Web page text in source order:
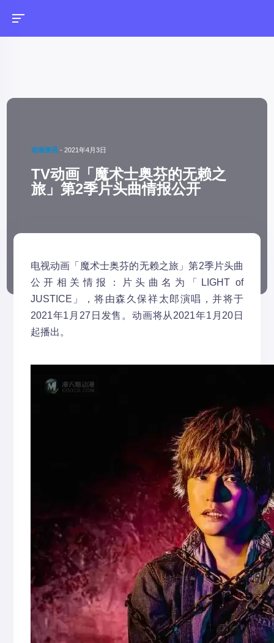
动画资讯 -2021年4月3日
TV动画「魔术士奥芬的无赖之
旅」第2季片头曲情报公开
电视动画「魔术士奥芬的无赖之旅」第2季片头曲
公开相关情报：片头曲名为「LIGHT of
JUSTICE」，将由森久保祥太郎演唱，并将于
2021年1月27日发售。动画将从2021年1月20日
起播出。